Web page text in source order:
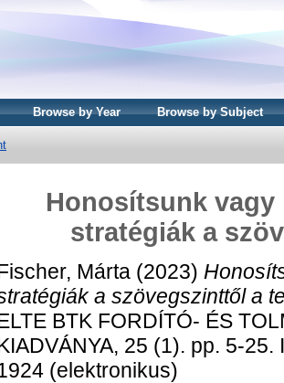
Browse by Year Browse by Subject
Honosítsunk
stratégiák a
Márta (2023)
a szövegszinttől a
BTK FORDÍTÓ- ÉS
25 (1). pp. 5-
(elektronikus)